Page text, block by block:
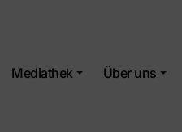
Mediathek Über uns